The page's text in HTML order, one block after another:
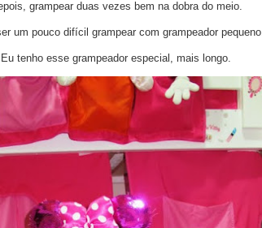
grampear duas vezes bem na dobra do meio.
um pouco difícil grampear com grampeador pequeno.
Eu tenho esse grampeador especial, mais longo.